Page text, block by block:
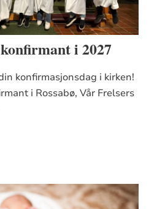
i 2027
konfirmasjonsdag i kirken!
i Rossabø, Vår Frelsers